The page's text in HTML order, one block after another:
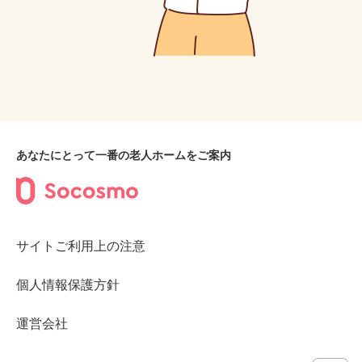
あなたにとって一番の老人ホームをご案内
サイトご利用上の注意
個人情報保護方針
運営会社